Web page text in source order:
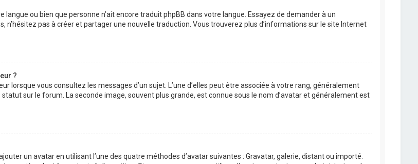
langue ou bien que personne n’ait encore traduit phpBB dans votre langue. Essayez de demander à un
n’hésitez pas à créer et partager une nouvelle traduction. Vous trouverez plus d’informations sur le site Internet
?
lorsque vous consultez les messages d’un sujet. L’une d’elles peut être associée à votre rang, généralement
sur le forum. La seconde image, souvent plus grande, est connue sous le nom d’avatar et généralement est
un avatar en utilisant l’une des quatre méthodes d’avatar suivantes : Gravatar, galerie, distant ou importé.